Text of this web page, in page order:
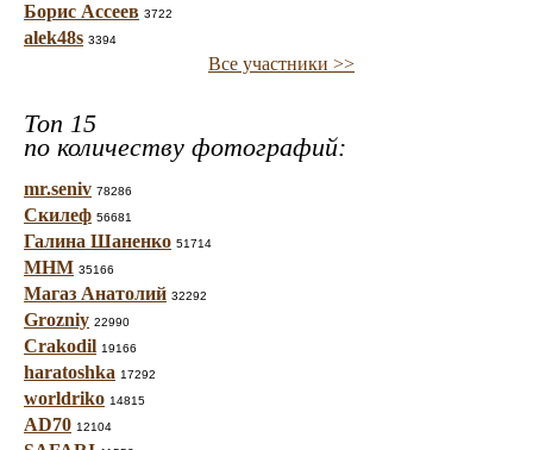
Борис Ассеев 3722
alek48s 3394
Все участники >>
Топ 15
по количеству фотографий:
mr.seniv 78286
Скилеф 56681
Галина Шаненко 51714
МНМ 35166
Магаз Анатолий 32292
Grozniy 22990
Crakodil 19166
haratoshka 17292
worldriko 14815
AD70 12104